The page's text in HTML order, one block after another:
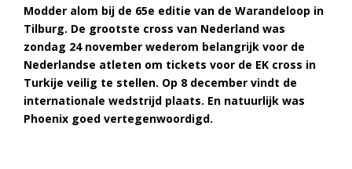
Modder alom bij de 65e editie van de Warandeloop in
Tilburg. De grootste cross van Nederland was
zondag 24 november wederom belangrijk voor de
Nederlandse atleten om tickets voor de EK cross in
Turkije veilig te stellen. Op 8 december vindt de
internationale wedstrijd plaats. En natuurlijk was
Phoenix goed vertegenwoordigd.